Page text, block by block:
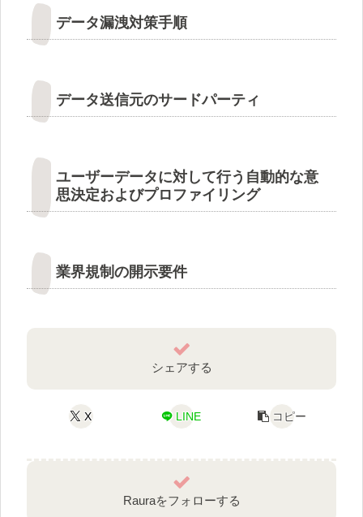
データ漏洩対策手順
データ送信元のサードパーティ
ユーザーデータに対して行う自動的な意
思決定およびプロファイリング
業界規制の開示要件
シェアする
X LINE コピー
Rauraをフォローする